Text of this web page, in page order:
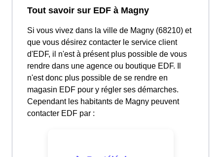
Tout savoir sur EDF à Magny
Si vous vivez dans la ville de Magny (68210) et
que vous désirez contacter le service client
d'EDF, il n'est à présent plus possible de vous
rendre dans une agence ou boutique EDF. Il
n'est donc plus possible de se rendre en
magasin EDF pour y régler ses démarches.
Cependant les habitants de Magny peuvent
contacter EDF par :